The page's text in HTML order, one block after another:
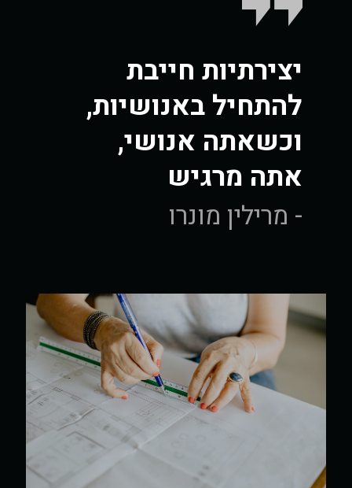
יצירתיות חייבת
להתחיל באנושיות,
וכשאתה אנושי,
אתה מרגיש
- מרילין מונרו